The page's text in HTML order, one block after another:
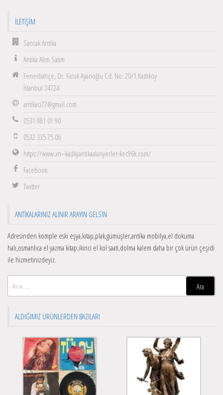
İLETIŞIM
Sancak Antika
Antika Alım Satım
Fenerbahçe, Dr. Faruk Ayanoğlu Cd. No: 20/1,Kadıköy
İstanbul 34724
antikaci77@gmail.com
0531 981 01 90
0532 335 75 06
https://www.xn--kadkyantikaalanyerler-kec96k.com/
Facebook
Twitter
ANTIKALARINIZ ALINIR ARAYIN GELSIN
Adresinden komple eski eşya,kitap,plak,gümüşler,antika mobilya,el dokuma
halı,osmanlıca el yazma kitap,ikinci el kol saati,dolma kalem daha bir çok ürün çeşidi
ile hizmetinizdeyiz.
ALDIĞIMIZ ÜRÜNLERDEN BAZILARI